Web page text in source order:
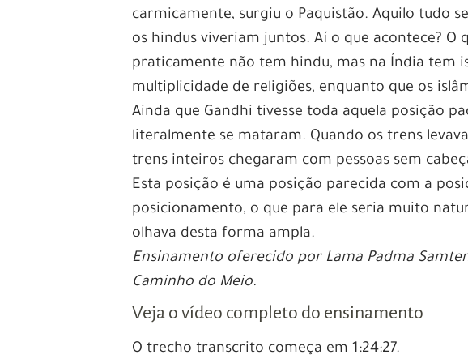
carmicamente, surgiu o Paquistão. Aquilo tudo
os hindus viveriam juntos. Aí o que acontece? O
praticamente não tem hindu, mas na Índia tem
multiplicidade de religiões, enquanto que os
Ainda que Gandhi tivesse toda aquela posição
literalmente se mataram. Quando os trens
trens inteiros chegaram com pessoas sem
Esta posição é uma posição parecida com a
posicionamento, o que para ele seria muito
olhava desta forma ampla.
Ensinamento oferecido por Lama Padma
Caminho do Meio.
Veja o vídeo completo do ensinamento
O trecho transcrito começa em 1:24:27.